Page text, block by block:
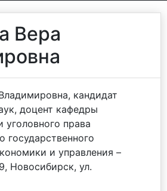
Вера
кандидат
доцент кафедры
уголовного права
государственного
и управления –
Новосибирск, ул.